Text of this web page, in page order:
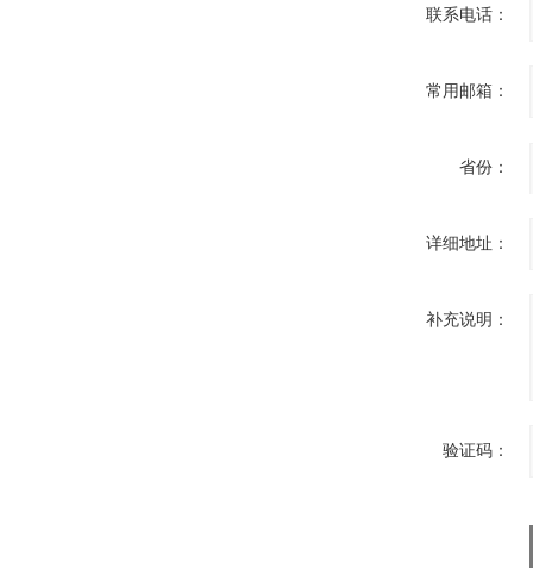
联系电话：
常用邮箱：
省份：
详细地址：
补充说明：
验证码：